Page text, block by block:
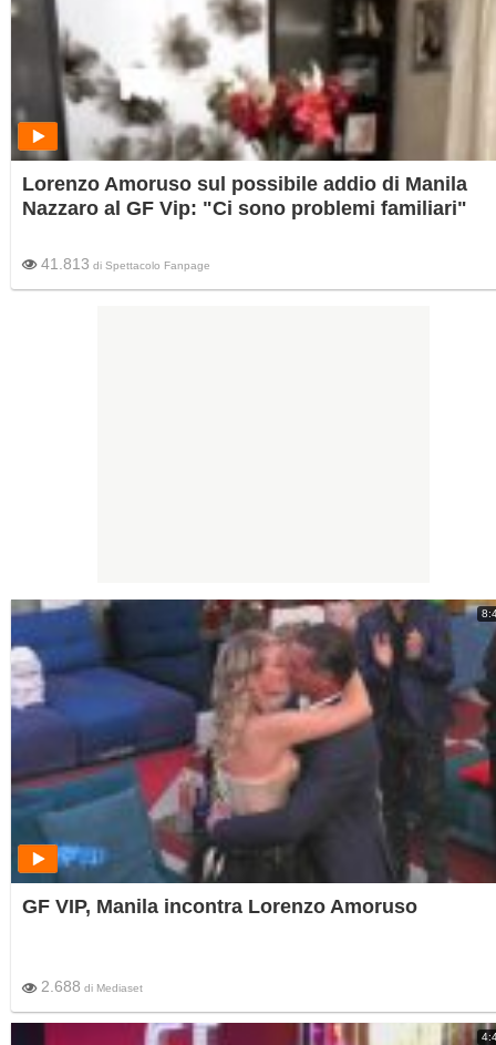
Lorenzo Amoruso sul possibile addio di Manila
Nazzaro al GF Vip: "Ci sono problemi familiari"
41.813 di Spettacolo Fanpage
GF VIP, Manila incontra Lorenzo Amoruso
2.688 di Mediaset